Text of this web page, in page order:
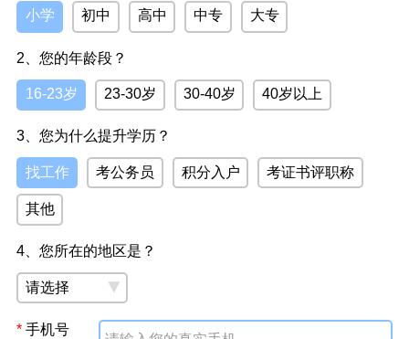
小学 初中 高中 中专 大专
2、您的年龄段？
16-23岁 23-30岁 30-40岁 40岁以上
3、您为什么提升学历？
找工作 考公务员 积分入户 考证书评职称
其他
4、您所在的地区是？
*手机号